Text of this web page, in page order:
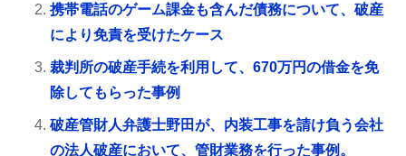
携帯電話のゲーム課金も含んだ債務について、破産
により免責を受けたケース
裁判所の破産手続を利用して、670万円の借金を免
除してもらった事例
破産管財人弁護士野田が、内装工事を請け負う会社
の法人破産において、管財業務を行った事例。